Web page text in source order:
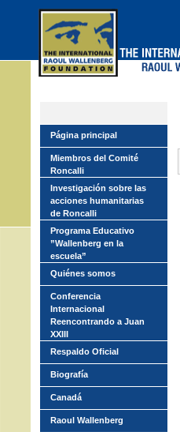
Página principal
Miembros del Comité
Roncalli
Investigación sobre las
acciones humanitarias
de Roncalli
Programa Educativo
”Wallenberg en la
escuela”
Quiénes somos
Conferencia
Internacional
Reencontrando a Juan
XXIII
Respaldo Oficial
Biografía
Canadá
Raoul Wallenberg